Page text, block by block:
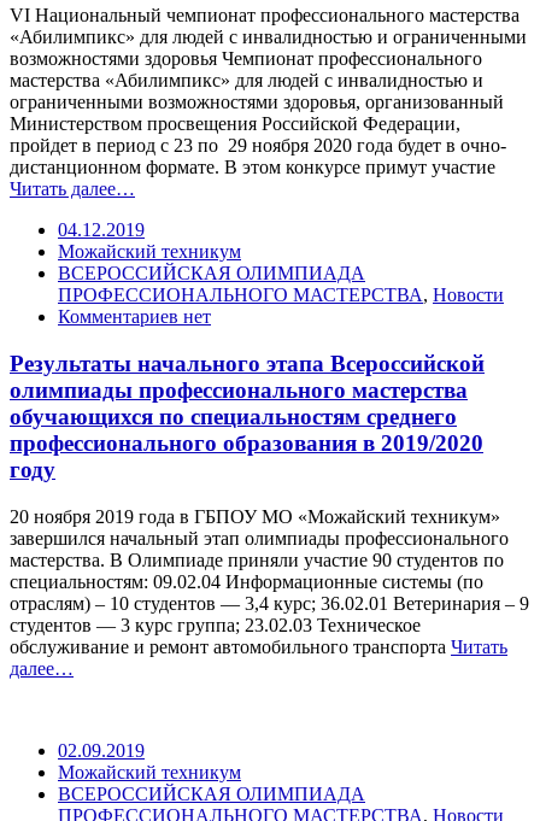
VI Национальный чемпионат профессионального мастерства
«Абилимпикс» для людей с инвалидностью и ограниченными
возможностями здоровья Чемпионат профессионального
мастерства «Абилимпикс» для людей с инвалидностью и
ограниченными возможностями здоровья, организованный
Министерством просвещения Российской Федерации,
пройдет в период с 23 по 29 ноября 2020 года будет в очно-
дистанционном формате. В этом конкурсе примут участие
Читать далее…
04.12.2019
Можайский техникум
ВСЕРОССИЙСКАЯ ОЛИМПИАДА
ПРОФЕССИОНАЛЬНОГО МАСТЕРСТВА, Новости
Комментариев нет
Результаты начального этапа Всероссийской
олимпиады профессионального мастерства
обучающихся по специальностям среднего
профессионального образования в 2019/2020
году
20 ноября 2019 года в ГБПОУ МО «Можайский техникум»
завершился начальный этап олимпиады профессионального
мастерства. В Олимпиаде приняли участие 90 студентов по
специальностям: 09.02.04 Информационные системы (по
отраслям) – 10 студентов — 3,4 курс; 36.02.01 Ветеринария – 9
студентов — 3 курс группа; 23.02.03 Техническое
обслуживание и ремонт автомобильного транспорта Читать
далее…
02.09.2019
Можайский техникум
ВСЕРОССИЙСКАЯ ОЛИМПИАДА
ПРОФЕССИОНАЛЬНОГО МАСТЕРСТВА, Новости